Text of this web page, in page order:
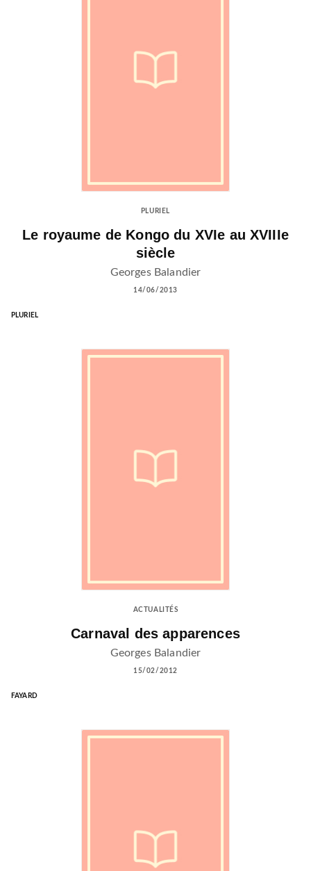
PLURIEL
Le royaume de Kongo du XVIe au XVIIIe
siècle
Georges Balandier
14/06/2013
PLURIEL
ACTUALITÉS
Carnaval des apparences
Georges Balandier
15/02/2012
FAYARD